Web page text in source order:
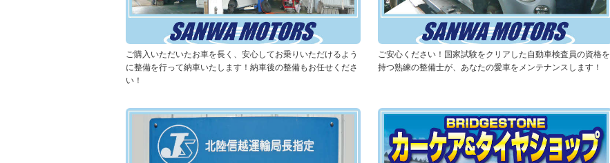
ご購入いただいたお車を長く、安心してお乗りいただけるよう
に整備を行って納車いたします！納車後の整備もお任せくださ
い！
ご安心ください！国家試験をクリアした自動車検査員の資格を
持つ熟練の整備士が、あなたの愛車をメンテナンスします！